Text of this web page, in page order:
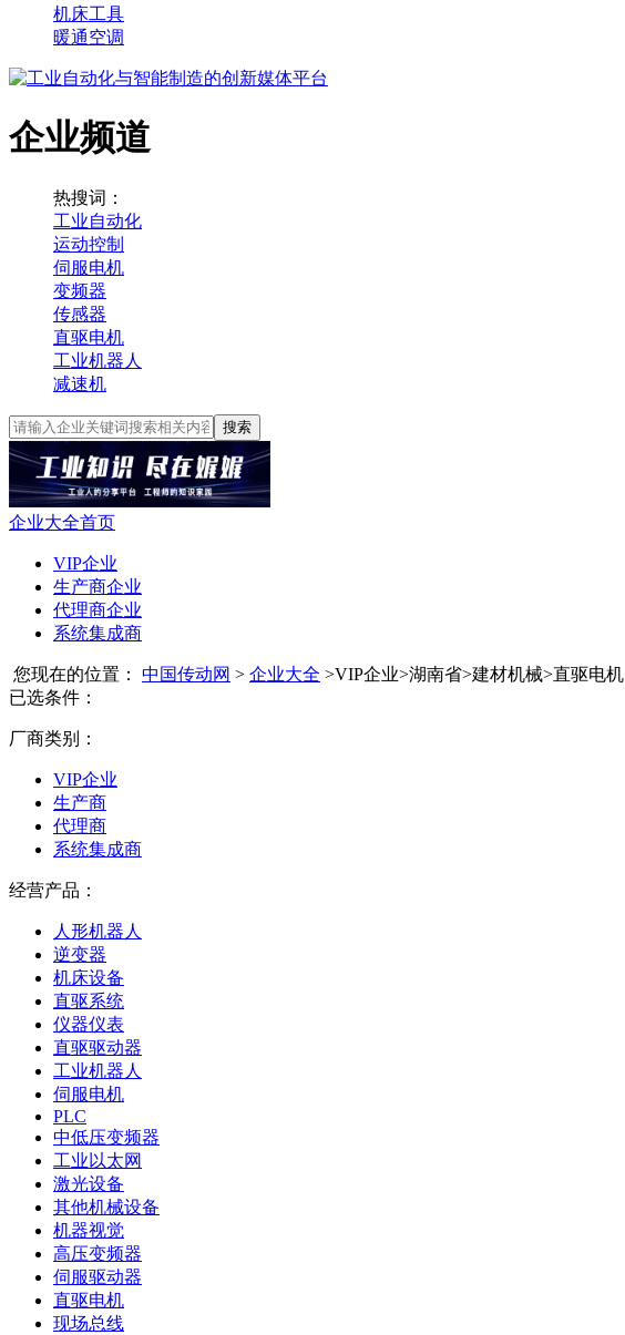
机床工具
暖通空调
企业频道
热搜词：
工业自动化
运动控制
伺服电机
变频器
传感器
直驱电机
工业机器人
减速机
搜索
企业大全首页
VIP企业
生产商企业
代理商企业
系统集成商
您现在的位置： 中国传动网 > 企业大全 >VIP企业>湖南省>建材机械>直驱电机
已选条件：
厂商类别：
VIP企业
生产商
代理商
系统集成商
经营产品：
人形机器人
逆变器
机床设备
直驱系统
仪器仪表
直驱驱动器
工业机器人
伺服电机
PLC
中低压变频器
工业以太网
激光设备
其他机械设备
机器视觉
高压变频器
伺服驱动器
直驱电机
现场总线